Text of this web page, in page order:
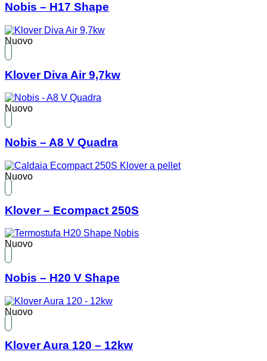
Nobis – H17 Shape
Nuovo
Klover Diva Air 9,7kw
Nuovo
Nobis – A8 V Quadra
Nuovo
Klover – Ecompact 250S
Nuovo
Nobis – H20 V Shape
Nuovo
Klover Aura 120 – 12kw